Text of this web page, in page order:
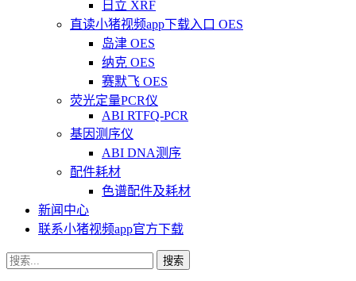
日立 XRF
直读小猪视频app下载入口 OES
岛津 OES
纳克 OES
赛默飞 OES
荧光定量PCR仪
ABI RTFQ-PCR
基因测序仪
ABI DNA测序
配件耗材
色谱配件及耗材
新闻中心
联系小猪视频app官方下载
搜索